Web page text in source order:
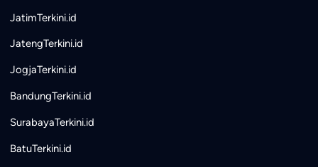
JatimTerkini.id
JatengTerkini.id
JogjaTerkini.id
BandungTerkini.id
SurabayaTerkini.id
BatuTerkini.id